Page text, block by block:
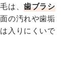
は、歯ブラシ
の汚れや歯垢
入りにくいで